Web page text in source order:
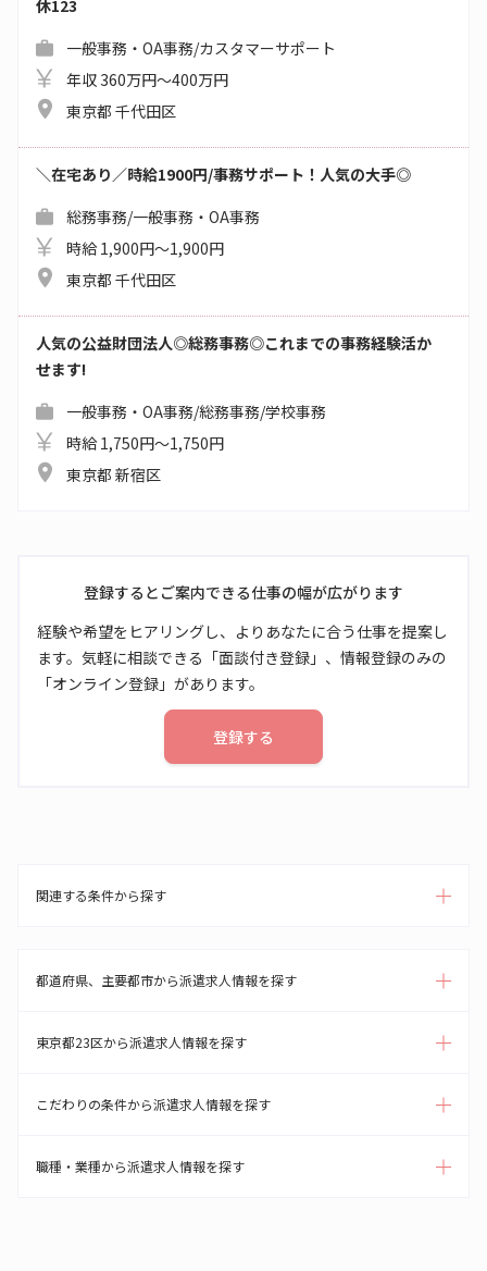
休123
一般事務・OA事務/カスタマーサポート
年収 360万円～400万円
東京都 千代田区
＼在宅あり／時給1900円/事務サポート！人気の大手◎
総務事務/一般事務・OA事務
時給 1,900円～1,900円
東京都 千代田区
人気の公益財団法人◎総務事務◎これまでの事務経験活か
せます!
一般事務・OA事務/総務事務/学校事務
時給 1,750円～1,750円
東京都 新宿区
登録するとご案内できる仕事の幅が広がります
経験や希望をヒアリングし、よりあなたに合う仕事を提案し
ます。気軽に相談できる「面談付き登録」、情報登録のみの
「オンライン登録」があります。
登録する
関連する条件から探す
都道府県、主要都市から派遣求人情報を探す
東京都23区から派遣求人情報を探す
こだわりの条件から派遣求人情報を探す
職種・業種から派遣求人情報を探す